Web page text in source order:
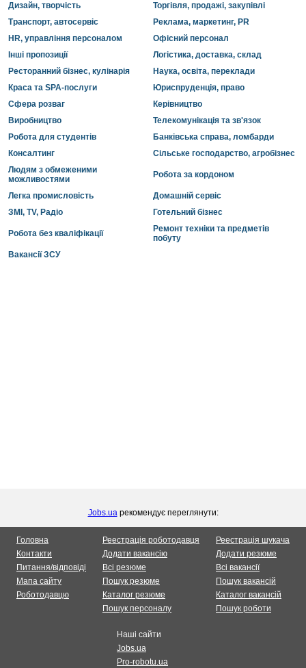
Дизайн, творчість
Торгівля, продажі, закупівлі
Транспорт, автосервіс
Реклама, маркетинг, PR
HR, управління персоналом
Офісний персонал
Інші пропозиції
Логістика, доставка, склад
Ресторанний бізнес, кулінарія
Наука, освіта, переклади
Краса та SPA-послуги
Юриспруденція, право
Сфера розваг
Керівництво
Виробництво
Телекомунікація та зв'язок
Робота для студентів
Банківська справа, ломбарди
Консалтинг
Сільське господарство, агробізнес
Людям з обмеженими
можливостями
Робота за кордоном
Легка промисловість
Домашній сервіс
ЗМІ, TV, Радіо
Готельний бізнес
Робота без кваліфікації
Ремонт техніки та предметів
побуту
Вакансії ЗСУ
Jobs.uaрекомендує переглянути:
Головна
Контакти
Питання/відповіді
Мапа сайту
Роботодавцю
Реестрація роботодавця
Додати вакансію
Всі резюме
Пошук резюме
Каталог резюме
Пошук персоналу
Реестрація шукача
Додати резюме
Всі вакансії
Пошук вакансій
Каталог вакансій
Пошук роботи
Наші сайти
Jobs.ua
Pro-robotu.ua